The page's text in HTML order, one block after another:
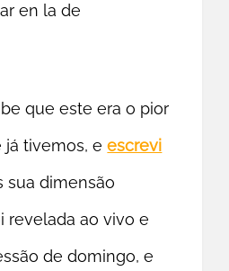
en la de
que este era o pior
já tivemos, eescrevi
sua dimensão
revelada ao vivo e
de domingo, e